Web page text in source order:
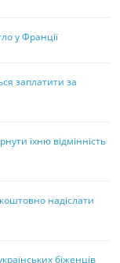
у Франції
заплатити за
їхню відмінність
надіслати
біженців